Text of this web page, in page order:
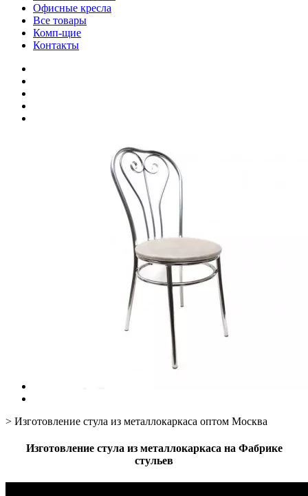
Офисные кресла
Все товары
Комп-щие
Контакты
> Изготовление стула из металлокаркаса оптом Москва
Изготовление стула из металлокаркаса на Фабрике
стульев